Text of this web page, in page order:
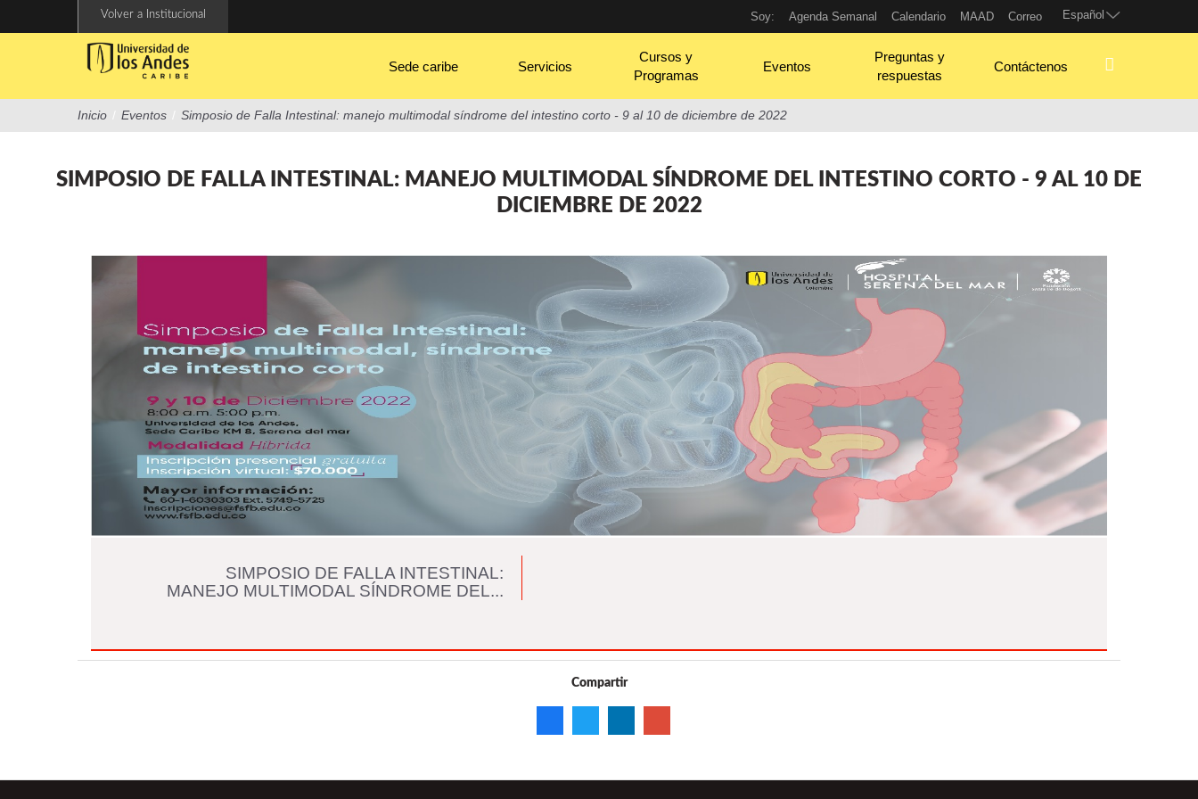
Español
Soy: Agenda Semanal Calendario MAAD Correo
Volver a Institucional
Sede caribe Servicios
Cursos y
Programas
Eventos
Preguntas y
respuestas
Contáctenos
Inicio / Eventos / Simposio de Falla Intestinal: manejo multimodal síndrome del intestino corto - 9 al 10 de diciembre de 2022
SIMPOSIO DE FALLA INTESTINAL: MANEJO MULTIMODAL SÍNDROME DEL INTESTINO CORTO - 9 AL 10 DE
DICIEMBRE DE 2022
SIMPOSIO DE FALLA INTESTINAL:
MANEJO MULTIMODAL SÍNDROME DEL...
Compartir